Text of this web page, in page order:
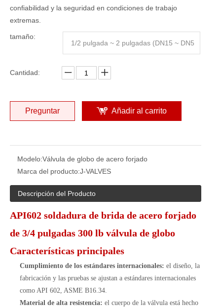
confiabilidad y la seguridad en condiciones de trabajo
extremas.
tamaño:
1/2 pulgada ~ 2 pulgadas (DN15 ~ DN5
Cantidad:
Preguntar Añadir al carrito
Modelo:Válvula de globo de acero forjado
Marca del producto:J-VALVES
Descripción del Producto
API602 soldadura de brida de acero forjado
de 3/4 pulgadas 300 lb válvula de globo
Características principales
Cumplimiento de los estándares internacionales: el diseño, la
fabricación y las pruebas se ajustan a estándares internacionales
como API 602, ASME B16.34.
Material de alta resistencia: el cuerpo de la válvula está hecho